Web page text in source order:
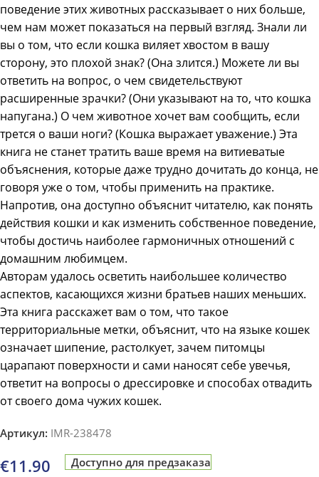
поведение этих животных рассказывает о них больше,
чем нам может показаться на первый взгляд. Знали ли
вы о том, что если кошка виляет хвостом в вашу
сторону, это плохой знак? (Она злится.) Можете ли вы
ответить на вопрос, о чем свидетельствуют
расширенные зрачки? (Они указывают на то, что кошка
напугана.) О чем животное хочет вам сообщить, если
трется о ваши ноги? (Кошка выражает уважение.) Эта
книга не станет тратить ваше время на витиеватые
объяснения, которые даже трудно дочитать до конца, не
говоря уже о том, чтобы применить на практике.
Напротив, она доступно объяснит читателю, как понять
действия кошки и как изменить собственное поведение,
чтобы достичь наиболее гармоничных отношений с
домашним любимцем.
Авторам удалось осветить наибольшее количество
аспектов, касающихся жизни братьев наших меньших.
Эта книга расскажет вам о том, что такое
территориальные метки, объяснит, что на языке кошек
означает шипение, растолкует, зачем питомцы
царапают поверхности и сами наносят себе увечья,
ответит на вопросы о дрессировке и способах отвадить
от своего дома чужих кошек.
Артикул: IMR-238478
€11.90 Доступно для предзаказа